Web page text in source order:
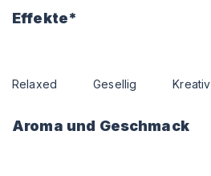
Effekte*
Relaxed Gesellig Kreativ
Aroma und Geschmack